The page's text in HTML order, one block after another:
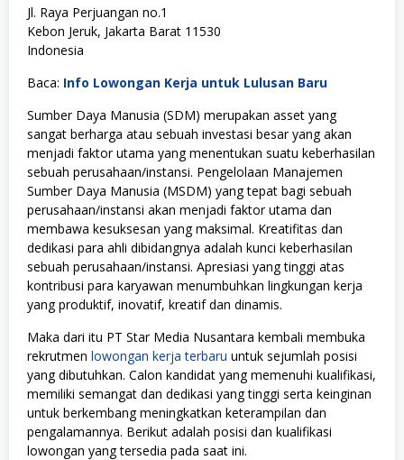
Jl. Raya Perjuangan no.1
Kebon Jeruk, Jakarta Barat 11530
Indonesia
Baca: Info Lowongan Kerja untuk Lulusan Baru
Sumber Daya Manusia (SDM) merupakan asset yang
sangat berharga atau sebuah investasi besar yang akan
menjadi faktor utama yang menentukan suatu keberhasilan
sebuah perusahaan/instansi. Pengelolaan Manajemen
Sumber Daya Manusia (MSDM) yang tepat bagi sebuah
perusahaan/instansi akan menjadi faktor utama dan
membawa kesuksesan yang maksimal. Kreatifitas dan
dedikasi para ahli dibidangnya adalah kunci keberhasilan
sebuah perusahaan/instansi. Apresiasi yang tinggi atas
kontribusi para karyawan menumbuhkan lingkungan kerja
yang produktif, inovatif, kreatif dan dinamis.
Maka dari itu PT Star Media Nusantara kembali membuka
rekrutmen lowongan kerja terbaru untuk sejumlah posisi
yang dibutuhkan. Calon kandidat yang memenuhi kualifikasi,
memiliki semangat dan dedikasi yang tinggi serta keinginan
untuk berkembang meningkatkan keterampilan dan
pengalamannya. Berikut adalah posisi dan kualifikasi
lowongan yang tersedia pada saat ini.